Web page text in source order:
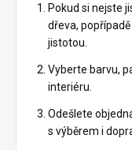
Pokud si nejste
dřeva,
jistotou.
Vyberte barvu,
interiéru.
Odešlete
s výběrem i